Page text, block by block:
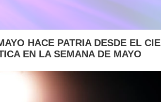
HACE PATRIA DESDE EL
EN LA SEMANA DE MAYO